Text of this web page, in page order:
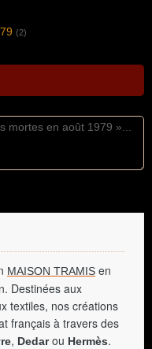
(2)
MAISON TRAMIS en
Destinées aux
textiles, nos créations
français à travers des
, Dedarou Hermès.